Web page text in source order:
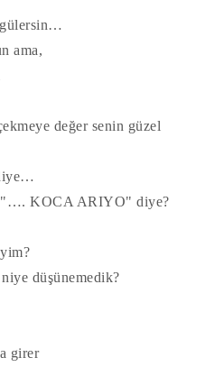
gülersin…
ama,
değer senin güzel
"…. KOCA ARIYO" diye?
düşünemedik?
girer